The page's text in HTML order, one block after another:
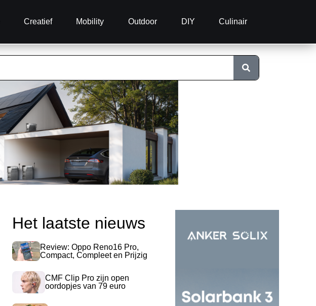
Creatief Mobility Outdoor DIY Culinair
Het laatste nieuws
Review: Oppo Reno16 Pro,
Compact, Compleet en Prijzig
CMF Clip Pro zijn open
oordopjes van 79 euro